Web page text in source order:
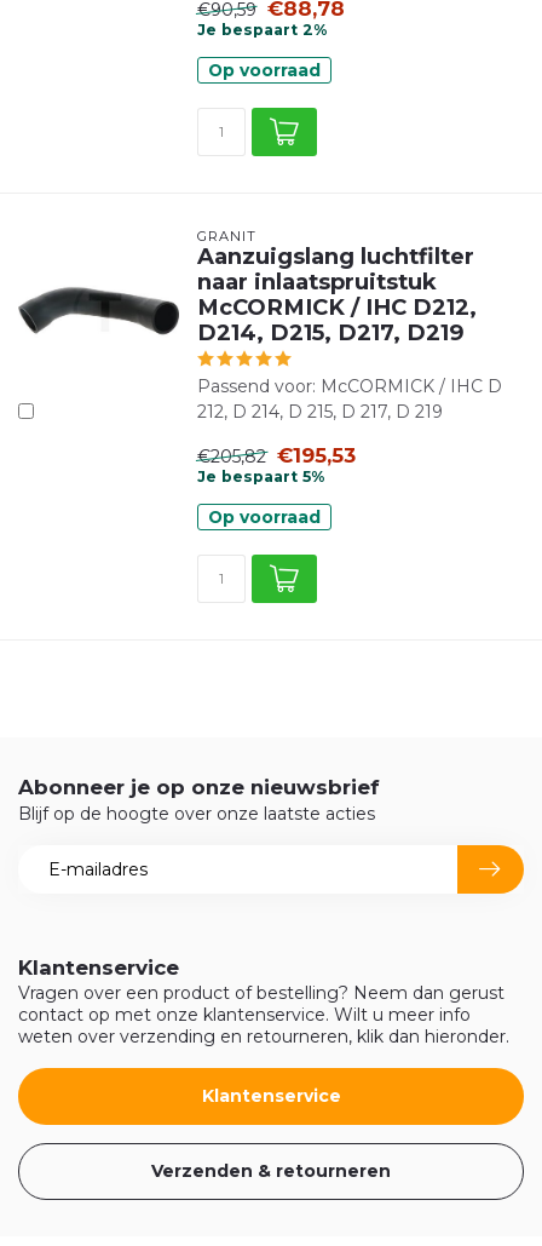
€90,59 €88,78
Je bespaart 2%
Op voorraad
GRANIT
Aanzuigslang luchtfilter
naar inlaatspruitstuk
McCORMICK / IHC D212,
D214, D215, D217, D219
Passend voor: McCORMICK / IHC D
212, D 214, D 215, D 217, D 219
€205,82 €195,53
Je bespaart 5%
Op voorraad
Klantenservice
Vragen over een product of bestelling? Neem dan gerust
contact op met onze klantenservice. Wilt u meer info
weten over verzending en retourneren, klik dan hieronder.
Klantenservice
Verzenden & retourneren
Abonneer je op onze nieuwsbrief
Blijf op de hoogte over onze laatste acties